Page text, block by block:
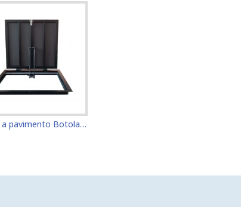
Botola a pavimento Botola di accesso Botola di ispezione 60 cm x 80 cm "H"